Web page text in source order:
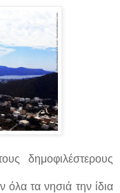
δημοφιλέστερους
όλα τα νησιά την ίδια